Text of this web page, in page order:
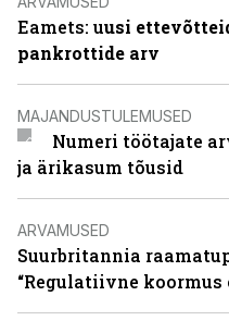
Eamets: uusi
pankrottide arv
MAJANDUSTULEMUSED
Numeri töötajate
ja ärikasum tõusid
ARVAMUSED
Suurbritannia
“Regulatiivne koormus